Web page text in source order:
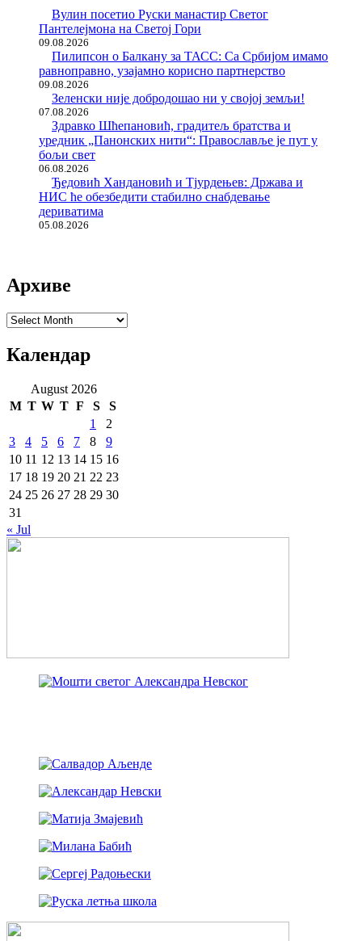
Вулин посетио Руски манастир Светог
Пантелејмона на Светој Гори
09.08.2026
Пилипсон о Балкану за ТАСС: Са Србијом имамо
равноправно, узајамно корисно партнерство
09.08.2026
Зеленски није добродошао ни у својој земљи!
07.08.2026
Здравко Шћепановић, градитељ братства и
уредник „Панонских нити“: Православље је пут у
бољи свет
06.08.2026
Ђедовић Хандановић и Тјурдењев: Држава и
НИС ће обезбедити стабилно снабдевање
дериватима
05.08.2026
Архиве
Архиве
Календар
August 2026
M T W T F S
S
1
2
3
4 5 6 7 8
9
10 11 12 13 14 15 16
17 18 19 20 21 22 23
24 25 26 27 28 29 30
31
« Jul